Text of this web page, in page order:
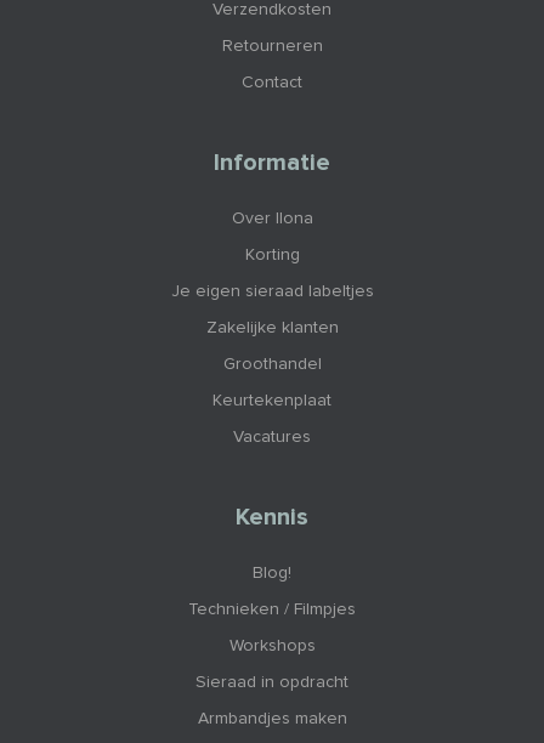
Verzendkosten
Retourneren
Contact
Informatie
Over Ilona
Korting
Je eigen sieraad labeltjes
Zakelijke klanten
Groothandel
Keurtekenplaat
Vacatures
Kennis
Blog!
Technieken / Filmpjes
Workshops
Sieraad in opdracht
Armbandjes maken